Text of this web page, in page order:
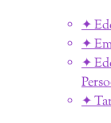
✦
✦
✦
✦